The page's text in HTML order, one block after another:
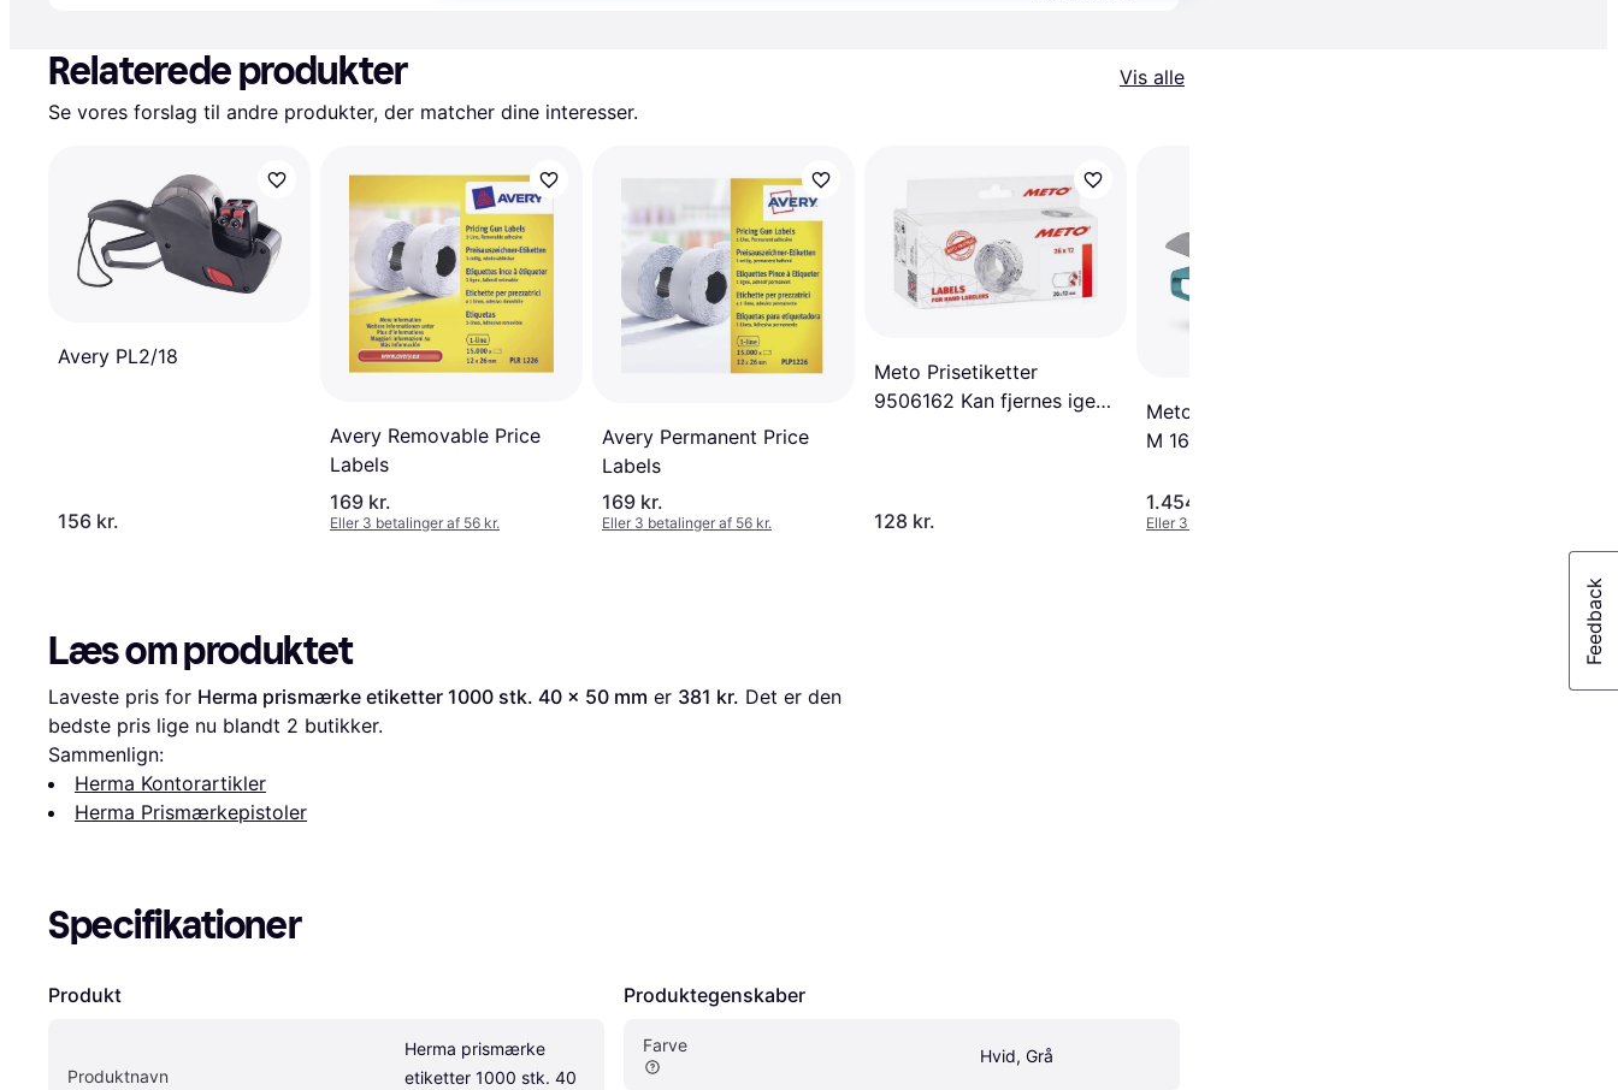
Relaterede produkter
Vis alle
Se vores forslag til andre produkter, der matcher dine interesser.
Avery PL2/18
156 kr.
Avery Removable Price
Labels
169 kr.
Eller 3 betalinger af 56 kr.
Avery Permanent Price
Labels
169 kr.
Eller 3 betalinger af 56 kr.
Meto Prisetiketter
9506162 Kan fjernes igen
128 kr.
Meto Prismärkare Classic
M 162
1.454 kr.
Eller 3 betalinger af 485 kr.
Læs om produktet
Laveste pris for Herma prismærke etiketter 1000 stk. 40 x 50 mm er 381 kr. Det er den
bedste pris lige nu blandt 2 butikker.
Sammenlign:
Herma Kontorartikler
Herma Prismærkepistoler
Specifikationer
Produkt
Produktnavn
Herma prismærke
etiketter 1000 stk. 40
Produktegenskaber
Farve
Hvid, Grå